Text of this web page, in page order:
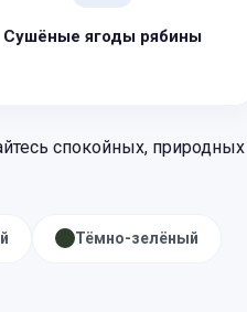
Сушёные ягоды рябины
спокойных,
Тёмно-зелёный